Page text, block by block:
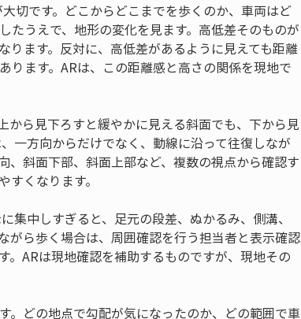
切です。どこからどこまでを歩くのか、車両はど
たうえで、地形の変化を見ます。高低差そのものが
ます。反対に、高低差があるように見えても距離
ります。ARは、この距離感と高さの関係を現地で
から見下ろすと緩やかに見える斜面でも、下から見
一方向からだけでなく、動線に沿って往復しなが
、斜面下部、斜面上部など、複数の視点から確認す
くなります。
集中しすぎると、足元の段差、ぬかるみ、側溝、
がら歩く場合は、周囲確認を行う担当者と表示確認
ARは現地確認を補助するものですが、現地その
。どの地点で勾配が気になったのか、どの範囲で車